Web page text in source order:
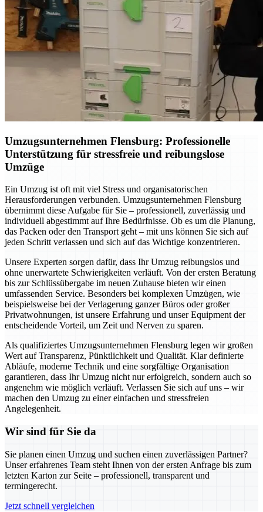
Umzugsunternehmen Flensburg: Professionelle
Unterstützung für stressfreie und reibungslose
Umzüge
Ein Umzug ist oft mit viel Stress und organisatorischen
Herausforderungen verbunden. Umzugsunternehmen Flensburg
übernimmt diese Aufgabe für Sie – professionell, zuverlässig und
individuell abgestimmt auf Ihre Bedürfnisse. Ob es um die Planung,
das Packen oder den Transport geht – mit uns können Sie sich auf
jeden Schritt verlassen und sich auf das Wichtige konzentrieren.
Unsere Experten sorgen dafür, dass Ihr Umzug reibungslos und
ohne unerwartete Schwierigkeiten verläuft. Von der ersten Beratung
bis zur Schlüssübergabe im neuen Zuhause bieten wir einen
umfassenden Service. Besonders bei komplexen Umzügen, wie
beispielsweise bei der Verlagerung ganzer Büros oder großer
Privatwohnungen, ist unsere Erfahrung und unser Equipment der
entscheidende Vorteil, um Zeit und Nerven zu sparen.
Als qualifiziertes Umzugsunternehmen Flensburg legen wir großen
Wert auf Transparenz, Pünktlichkeit und Qualität. Klar definierte
Abläufe, moderne Technik und eine sorgfältige Organisation
garantieren, dass Ihr Umzug nicht nur erfolgreich, sondern auch so
angenehm wie möglich verläuft. Verlassen Sie sich auf uns – wir
machen den Umzug zu einer einfachen und stressfreien
Angelegenheit.
Wir sind für Sie da
Sie planen einen Umzug und suchen einen zuverlässigen Partner?
Unser erfahrenes Team steht Ihnen von der ersten Anfrage bis zum
letzten Karton zur Seite – professionell, transparent und
termingerecht.
Jetzt schnell vergleichen